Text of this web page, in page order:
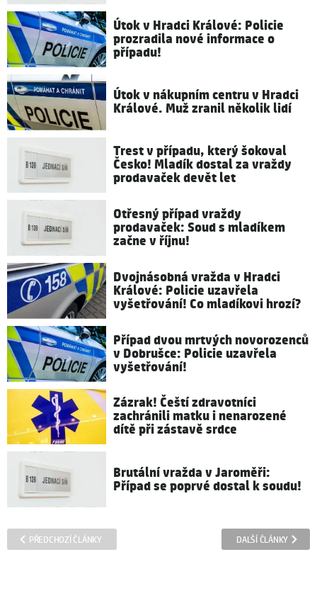
Útok v Hradci Králové: Policie
prozradila nové informace o
případu!
Útok v nákupním centru v Hradci
Králové. Muž zranil několik lidí
Trest v případu, který šokoval
Česko! Mladík dostal za vraždy
prodavaček devět let
Otřesný případ vraždy
prodavaček: Soud s mladíkem
začne v říjnu!
Dvojnásobná vražda v Hradci
Králové: Policie uzavřela
vyšetřování! Co mladíkovi hrozí?
Případ dvou mrtvých novorozenců
v Dobrušce: Policie uzavřela
vyšetřování!
Zázrak! Čeští zdravotníci
zachránili matku i nenarozené
dítě při zástavě srdce
Brutální vražda v Jaroměři:
Případ se poprvé dostal k soudu!
PŘEDCHOZÍ ČLÁNKY DALŠÍ ČLÁNKY